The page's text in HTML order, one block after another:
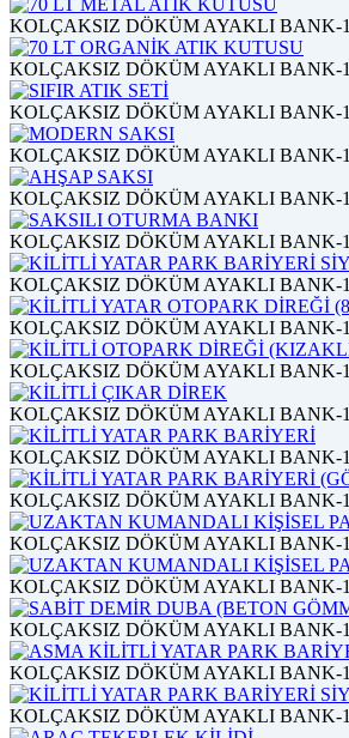
KOLÇAKSIZ DÖKÜM AYAKLI BANK-1
KOLÇAKSIZ DÖKÜM AYAKLI BANK-1
KOLÇAKSIZ DÖKÜM AYAKLI BANK-1
KOLÇAKSIZ DÖKÜM AYAKLI BANK-1
KOLÇAKSIZ DÖKÜM AYAKLI BANK-1
KOLÇAKSIZ DÖKÜM AYAKLI BANK-1
KOLÇAKSIZ DÖKÜM AYAKLI BANK-1
KOLÇAKSIZ DÖKÜM AYAKLI BANK-1
KOLÇAKSIZ DÖKÜM AYAKLI BANK-1
KOLÇAKSIZ DÖKÜM AYAKLI BANK-1
KOLÇAKSIZ DÖKÜM AYAKLI BANK-1
KOLÇAKSIZ DÖKÜM AYAKLI BANK-1
KOLÇAKSIZ DÖKÜM AYAKLI BANK-1
KOLÇAKSIZ DÖKÜM AYAKLI BANK-1
KOLÇAKSIZ DÖKÜM AYAKLI BANK-1
KOLÇAKSIZ DÖKÜM AYAKLI BANK-1
KOLÇAKSIZ DÖKÜM AYAKLI BANK-1